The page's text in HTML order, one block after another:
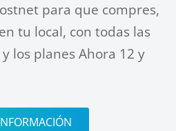
para que compres,
tu local, con todas las
los planes Ahora 12 y